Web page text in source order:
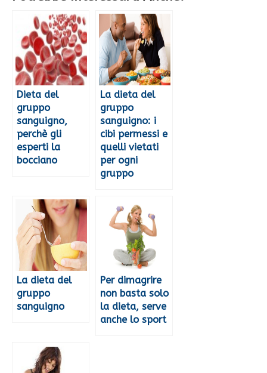
Dieta del
gruppo
sanguigno,
perchè gli
esperti la
bocciano
La dieta del
gruppo
sanguigno: i
cibi permessi e
quelli vietati
per ogni
gruppo
La dieta del
gruppo
sanguigno
Per dimagrire
non basta solo
la dieta, serve
anche lo sport